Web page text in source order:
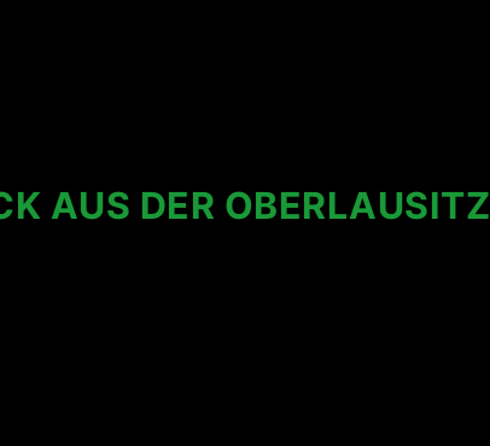
AUS DER OBERLAUSITZ